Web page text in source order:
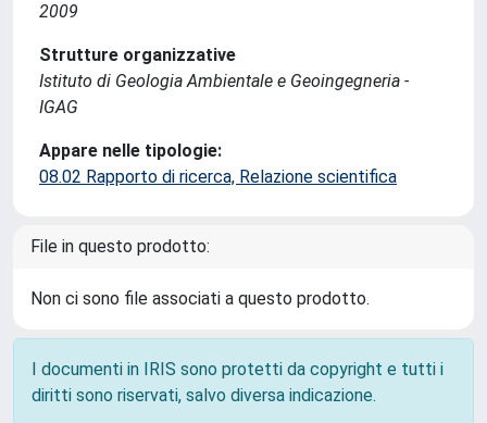
2009
Strutture organizzative
Istituto di Geologia Ambientale e Geoingegneria -
IGAG
Appare nelle tipologie:
08.02 Rapporto di ricerca, Relazione scientifica
File in questo prodotto:
Non ci sono file associati a questo prodotto.
I documenti in IRIS sono protetti da copyright e tutti i
diritti sono riservati, salvo diversa indicazione.